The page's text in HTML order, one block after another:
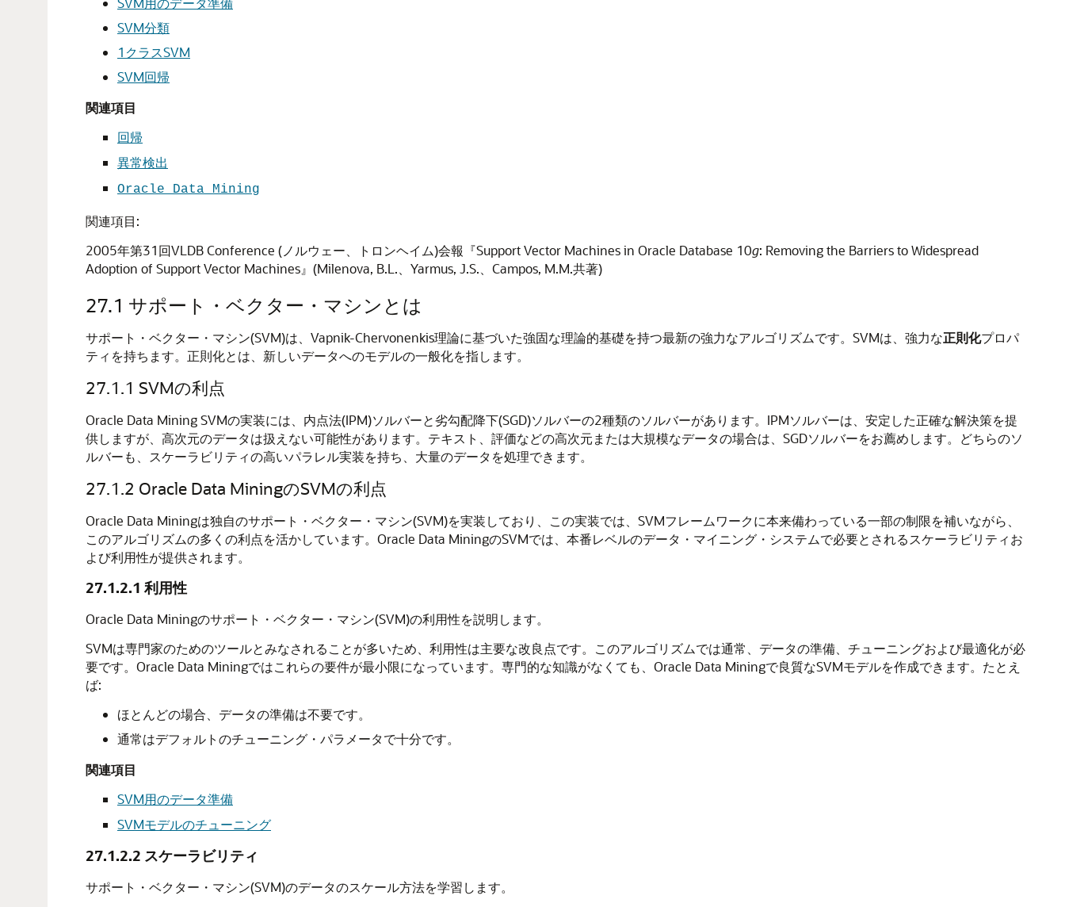
SVM分類
1クラスSVM
SVM回帰
関連項目
回帰
異常検出
Oracle Data Mining
関連項目:
2005年第31回VLDB Conference (ノルウェー、トロンヘイム)会報『Support Vector Machines in Oracle Database 10g: Removing the Barriers to Widespread
Adoption of Support Vector Machines』(Milenova, B.L.、Yarmus, J.S.、Campos, M.M.共著)
27.1 サポート・ベクター・マシンとは
サポート・ベクター・マシン(SVM)は、Vapnik-Chervonenkis理論に基づいた強固な理論的基礎を持つ最新の強力なアルゴリズムです。SVMは、強力な正則化プロパ
ティを持ちます。正則化とは、新しいデータへのモデルの一般化を指します。
27.1.1 SVMの利点
Oracle Data Mining SVMの実装には、 内点法(IPM)ソルバーと劣勾配降下(SGD)ソルバーの2種類のソルバーがあります。IPMソルバーは、安定した正確な解決策を提
供しますが、高次元のデータは扱えない可能性があります。テキスト、評価などの高次元または大規模なデータの場合は、SGDソルバーをお薦めします。どちらのソ
ルバーも、スケーラビリティの高いパラレル実装を持ち、大量のデータを処理できます。
27.1.2 Oracle Data MiningのSVMの利点
Oracle Data Miningは独自のサポート・ベクター・マシン(SVM)を実装しており、この実装では、SVMフレームワークに本来備わっている一部の制限を補いながら、
このアルゴリズムの多くの利点を活かしています。Oracle Data MiningのSVMでは、本番レベルのデータ・マイニング・システムで必要とされるスケーラビリティお
よび利用性が提供されます。
27.1.2.1利用性
Oracle Data Miningのサポート・ベクター・マシン(SVM)の利用性を説明します。
SVMは専門家のためのツールとみなされることが多いため、利用性は主要な改良点です。このアルゴリズムでは通常、データの準備、チューニングおよび最適化が必
要です。Oracle Data Miningではこれらの要件が最小限になっています。専門的な知識がなくても、Oracle Data Miningで良質なSVMモデルを作成できます。たとえ
ば:
ほとんどの場合、データの準備は不要です。
通常はデフォルトのチューニング・パラメータで十分です。
関連項目
SVM用のデータ準備
SVMモデルのチューニング
27.1.2.2 スケーラビリティ
サポート・ベクター・マシン(SVM)のデータのスケール方法を学習します。